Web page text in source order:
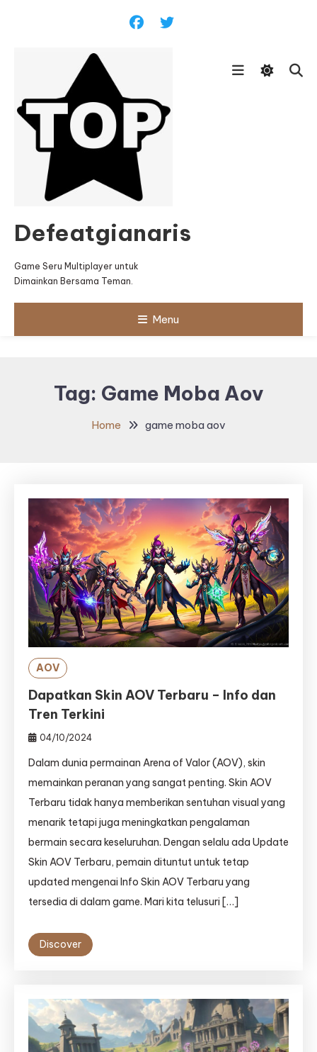
Defeatgianaris
Game Seru Multiplayer untuk
Dimainkan Bersama Teman.
Menu
Tag: Game Moba Aov
Home game moba aov
AOV
Dapatkan Skin AOV Terbaru – Info dan
Tren Terkini
04/10/2024
Dalam dunia permainan Arena of Valor (AOV), skin
memainkan peranan yang sangat penting. Skin AOV
Terbaru tidak hanya memberikan sentuhan visual yang
menarik tetapi juga meningkatkan pengalaman
bermain secara keseluruhan. Dengan selalu ada Update
Skin AOV Terbaru, pemain dituntut untuk tetap
updated mengenai Info Skin AOV Terbaru yang
tersedia di dalam game. Mari kita telusuri […]
Discover